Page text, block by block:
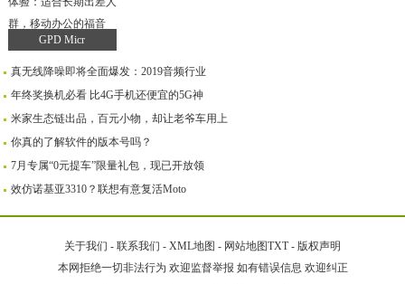
GPD Micr
真无线降噪即将全面爆发：2019音频行业
年终奖换机必看 比4G手机还便宜的5G神
米家生态链出品，百元小物，却让老爷车用上
你真的了解软件的版本号吗？
7月专属“0元提车”限量礼包，现已开放领
效仿诺基亚3310？联想有意复活Moto
关于我们 - 联系我们 - XML地图 - 网站地图TXT- 版权声明
本网拒绝一切非法行为 欢迎监督举报 如有错误信息 欢迎纠正